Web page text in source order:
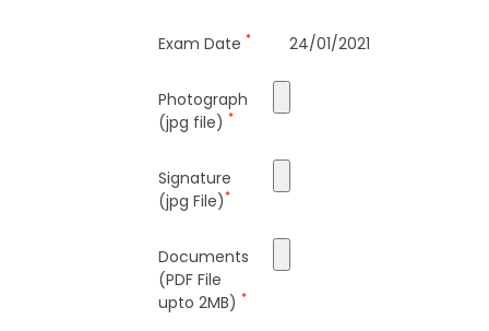
Exam Date * 24/01/2021
Photograph
(jpg file) *
Signature
(jpg File)*
Documents
(PDF File
upto 2MB) *